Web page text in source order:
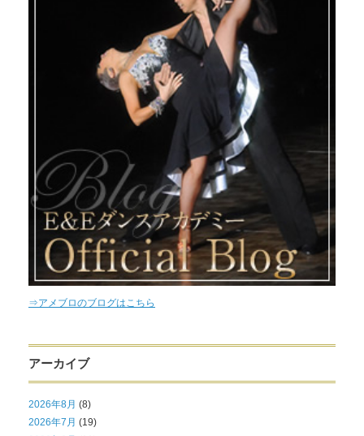
⇒アメブロのブログはこちら
アーカイブ
2026年8月 (8)
2026年7月 (19)